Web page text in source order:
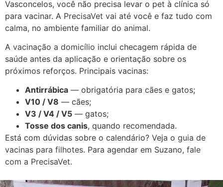
Vasconcelos, você não precisa levar o pet à clínica só
para vacinar. A PrecisaVet vai até você e faz tudo com
calma, no ambiente familiar do animal.
A vacinação a domicílio inclui checagem rápida de
saúde antes da aplicação e orientação sobre os
próximos reforços. Principais vacinas:
Antirrábica — obrigatória para cães e gatos;
V10 / V8 — cães;
V3 / V4 / V5 — gatos;
Tosse dos canis, quando recomendada.
Está com dúvidas sobre o calendário? Veja o guia de
vacinas para filhotes. Para agendar em Suzano, fale
com a PrecisaVet.